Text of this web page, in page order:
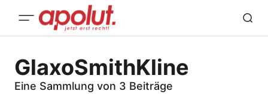
GlaxoSmithKline
Eine Sammlung von 3 Beiträge